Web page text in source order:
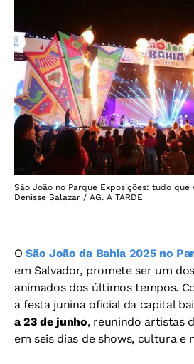
São João no Parque Exposições: tudo
Denisse Salazar / AG. A TARDE
OSão João da Bahia 2025 no
em Salvador, promete ser um
animados dos últimos tempos.
a festa junina oficial da capital
a 23 de junho, reunindo artistas
em seis dias de shows, cultura e